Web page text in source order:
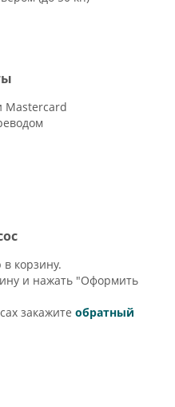
Mastercard
корзину.
и нажать "Оформить
закажите обратный